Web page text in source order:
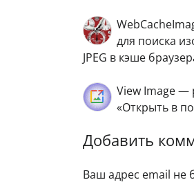
для поиска
JPEG в кэше
View Image —
«Открыть в
Добавить
Ваш адрес email не